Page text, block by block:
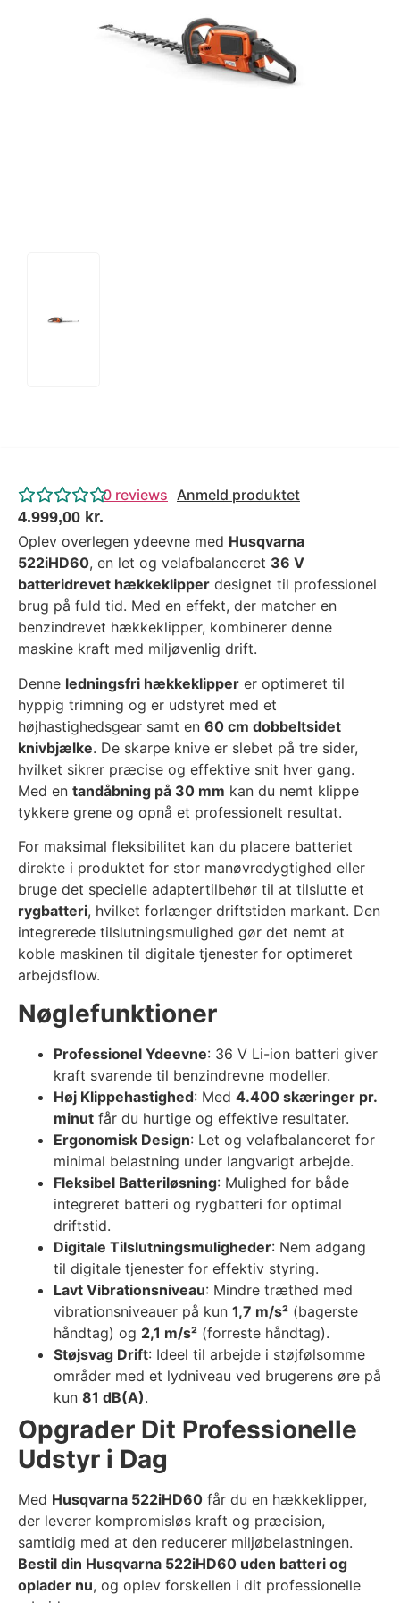
4.4 Google Reviews
0 reviews Anmeld produktet
4.999,00 kr.
Oplev overlegen ydeevne med Husqvarna
522iHD60, en let og velafbalanceret 36 V
batteridrevet hækkeklipper designet til professionel
brug på fuld tid. Med en effekt, der matcher en
benzindrevet hækkeklipper, kombinerer denne
maskine kraft med miljøvenlig drift.
Denne ledningsfri hækkeklipper er optimeret til
hyppig trimning og er udstyret med et
højhastighedsgear samt en 60 cm dobbeltsidet
knivbjælke. De skarpe knive er slebet på tre sider,
hvilket sikrer præcise og effektive snit hver gang.
Med en tandåbning på 30 mm kan du nemt klippe
tykkere grene og opnå et professionelt resultat.
For maksimal fleksibilitet kan du placere batteriet
direkte i produktet for stor manøvredygtighed eller
bruge det specielle adaptertilbehør til at tilslutte et
rygbatteri, hvilket forlænger driftstiden markant. Den
integrerede tilslutningsmulighed gør det nemt at
koble maskinen til digitale tjenester for optimeret
arbejdsflow.
Nøglefunktioner
Professionel Ydeevne: 36 V Li-ion batteri giver
kraft svarende til benzindrevne modeller.
Høj Klippehastighed: Med 4.400 skæringer pr.
minut får du hurtige og effektive resultater.
Ergonomisk Design: Let og velafbalanceret for
minimal belastning under langvarigt arbejde.
Fleksibel Batteriløsning: Mulighed for både
integreret batteri og rygbatteri for optimal
driftstid.
Digitale Tilslutningsmuligheder: Nem adgang
til digitale tjenester for effektiv styring.
Lavt Vibrationsniveau: Mindre træthed med
vibrationsniveauer på kun 1,7 m/s² (bagerste
håndtag) og 2,1 m/s² (forreste håndtag).
Støjsvag Drift: Ideel til arbejde i støjfølsomme
områder med et lydniveau ved brugerens øre på
kun 81 dB(A).
Opgrader Dit Professionelle
Udstyr i Dag
Med Husqvarna 522iHD60 får du en hækkeklipper,
der leverer kompromisløs kraft og præcision,
samtidig med at den reducerer miljøbelastningen.
Bestil din Husqvarna 522iHD60 uden batteri og
oplader nu, og oplev forskellen i dit professionelle